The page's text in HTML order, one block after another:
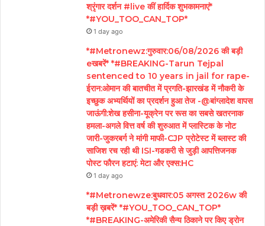
श्रृंगार दर्शन #live कीं हार्दिक शुभकामनाएं*
*#YOU_TOO_CAN_TOP*
1 day ago
*#Metronewz:गुरुवार:06/08/2026 की बड़ी
eखबरें* *#BREAKING-Tarun Tejpal
sentenced to 10 years in jail for rape-
ईरान:ओमान की बातचीत में प्रगति-झारखंड में नौकरी के
इच्छुक अभ्यर्थियों का प्रदर्शन हुआ तेज -@बांग्लादेश वापस
जाऊंगी:शेख हसीना-यूक्रेन पर रूस का सबसे खतरनाक
हमला-अगले वित्त वर्ष की शुरुआत में प्लास्टिक के नोट
जारी-जुकरबर्ग ने मांगी माफी-CJP प्रोटेस्ट में ब्लास्ट की
साजिश रच रही थी ISI-गडकरी से जुड़ी आपत्तिजनक
पोस्ट फौरन हटाएं: मेटा और एक्स:HC
1 day ago
*#Metronewze:बुधवार:05 अगस्त 2026w की
बड़ी ख़बरें* *#YOU_TOO_CAN_TOP*
*#BREAKING-अमेरिकी सैन्य ठिकाने पर किए ड्रोन